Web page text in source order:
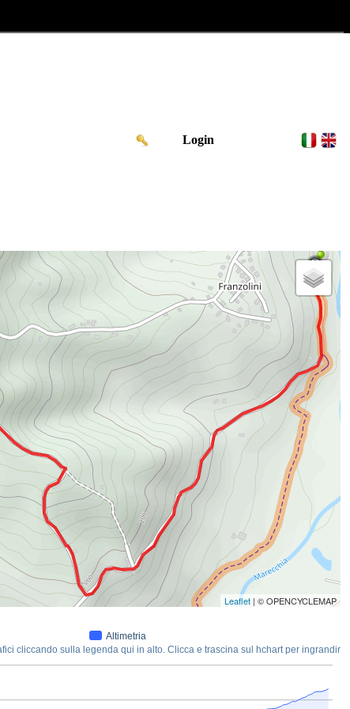
Login
Leaflet | © OPENCYCLEMAP
cliccando sulla legenda qui in alto. Clicca e trascina sul hchart per ingrandire
Altimetria